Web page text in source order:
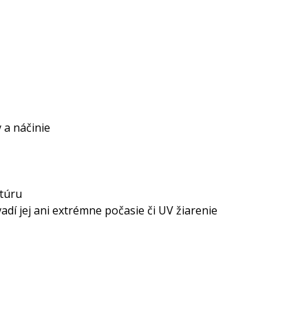
náčinie
jej ani extrémne počasie či UV žiarenie